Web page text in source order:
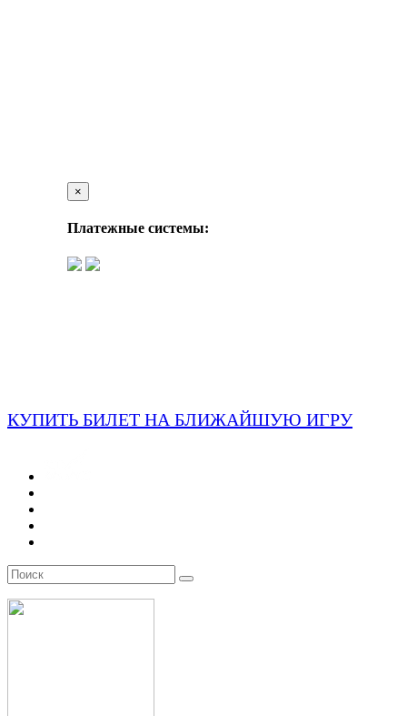
×
Платежные системы:
КУПИТЬ БИЛЕТ НА БЛИЖАЙШУЮ ИГРУ